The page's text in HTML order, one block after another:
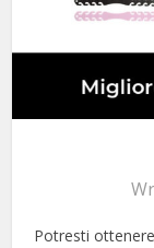
Potresti